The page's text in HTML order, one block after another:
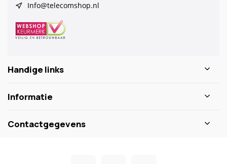
Info@telecomshop.nl
Handige links
Informatie
Contactgegevens